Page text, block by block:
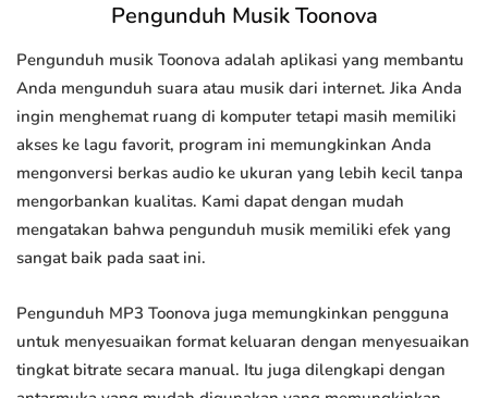
Pengunduh Musik Toonova
Pengunduh musik Toonova adalah aplikasi yang membantu
Anda mengunduh suara atau musik dari internet. Jika Anda
ingin menghemat ruang di komputer tetapi masih memiliki
akses ke lagu favorit, program ini memungkinkan Anda
mengonversi berkas audio ke ukuran yang lebih kecil tanpa
mengorbankan kualitas. Kami dapat dengan mudah
mengatakan bahwa pengunduh musik memiliki efek yang
sangat baik pada saat ini.
Pengunduh MP3 Toonova juga memungkinkan pengguna
untuk menyesuaikan format keluaran dengan menyesuaikan
tingkat bitrate secara manual. Itu juga dilengkapi dengan